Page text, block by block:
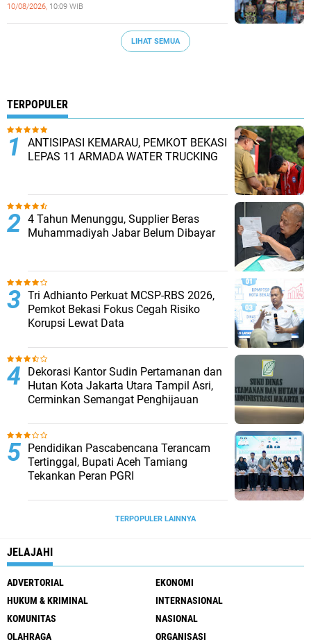
10/08/2026, 10:09 WIB
LIHAT SEMUA
TERPOPULER
ANTISIPASI KEMARAU, PEMKOT BEKASI
LEPAS 11 ARMADA WATER TRUCKING
4 Tahun Menunggu, Supplier Beras
Muhammadiyah Jabar Belum Dibayar
Tri Adhianto Perkuat MCSP-RBS 2026,
Pemkot Bekasi Fokus Cegah Risiko
Korupsi Lewat Data
Dekorasi Kantor Sudin Pertamanan dan
Hutan Kota Jakarta Utara Tampil Asri,
Cerminkan Semangat Penghijauan
Pendidikan Pascabencana Terancam
Tertinggal, Bupati Aceh Tamiang
Tekankan Peran PGRI
TERPOPULER LAINNYA
JELAJAHI
ADVERTORIAL
EKONOMI
HUKUM & KRIMINAL
INTERNASIONAL
KOMUNITAS
NASIONAL
OLAHRAGA
ORGANISASI